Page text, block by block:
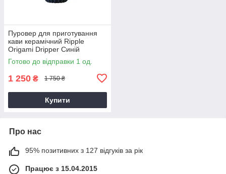
Пуровер для приготування
кави керамічний Ripple
Origami Dripper Синій
Готово до відправки 1 од.
1 250 ₴ 1 750 ₴
Купити
Про нас
95% позитивних з 127 відгуків за рік
Працює з 15.04.2015